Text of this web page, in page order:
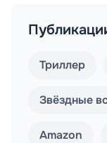
Триллер
Звёздные
Amazon